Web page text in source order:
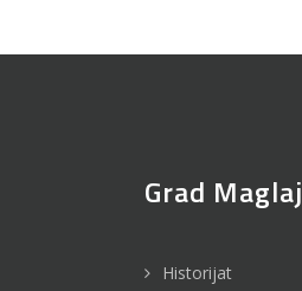
Grad Maglaj
Historijat